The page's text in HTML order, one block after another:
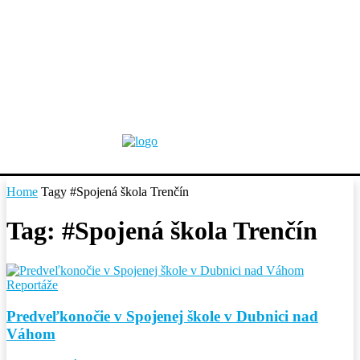
Home Tagy #Spojená škola Trenčín
Tag: #Spojená škola Trenčín
Reportáže
Predveľkonočie v Spojenej škole v Dubnici nad
Váhom